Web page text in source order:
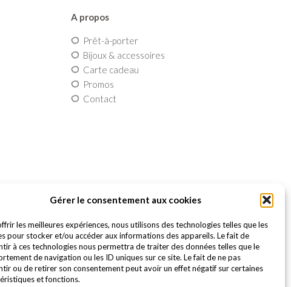
Gérer le consentement aux cookies
les meilleures expériences, nous utilisons des technologies telles que les
pour stocker et/ou accéder aux informations des appareils. Le fait de
à ces technologies nous permettra de traiter des données telles que le
de navigation ou les ID uniques sur ce site. Le fait de ne pas
ou de retirer son consentement peut avoir un effet négatif sur certaines
et fonctions.
A propos
Prêt-à-porter
Bijoux & accessoires
Carte cadeau
Promos
Contact